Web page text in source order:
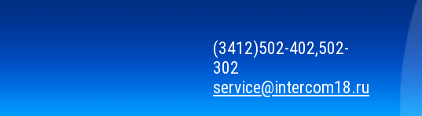
(3412)502-402,502-
302
service@intercom18.ru